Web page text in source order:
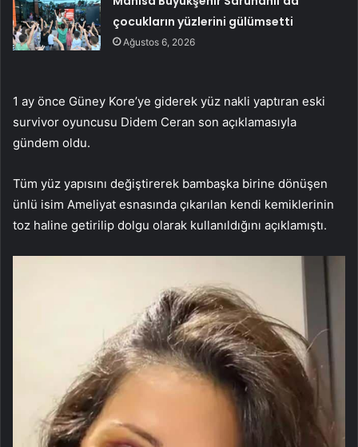
çocukların yüzlerini gülümsetti
Ağustos 6, 2026
1 ay önce Güney Kore’ye giderek yüz nakli yaptıran eski
survivor oyuncusu Didem Ceran son açıklamasıyla
gündem oldu.
Tüm yüz yapısını değiştirerek bambaşka birine dönüşen
ünlü isim Ameliyat esnasında çıkarılan kendi kemiklerinin
toz haline getirilip dolgu olarak kullanıldığını açıklamıştı.